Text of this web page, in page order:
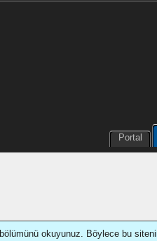
Portal
bölümünü okuyunuz. Böylece bu